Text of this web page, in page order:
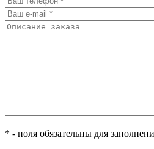
* - поля обязательны для